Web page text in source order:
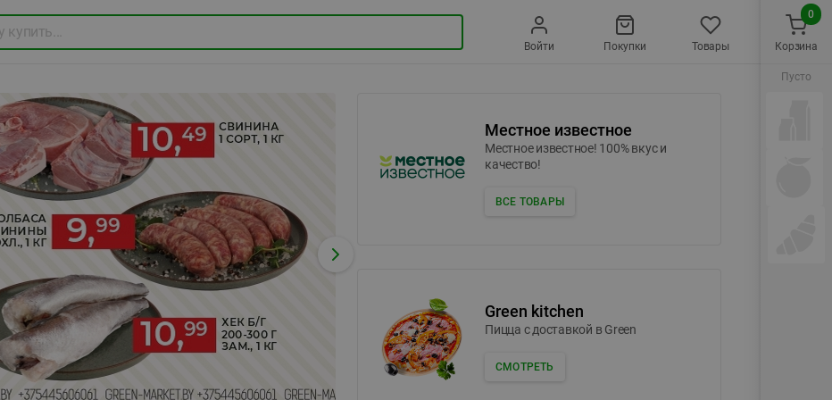
Войти Покупки Товары
Местное известное
Местное известное! 100% вкус и
качество!
ВСЕ ТОВАРЫ
Green kitchen
Пицца c доставкой в Green
СМОТРЕТЬ
Корзина
0
Пусто